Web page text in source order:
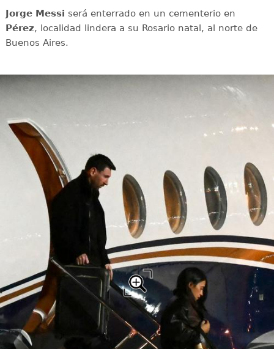
Jorge Messi será enterrado en un cementerio en
Pérez, localidad lindera a su Rosario natal, al norte de
Buenos Aires.